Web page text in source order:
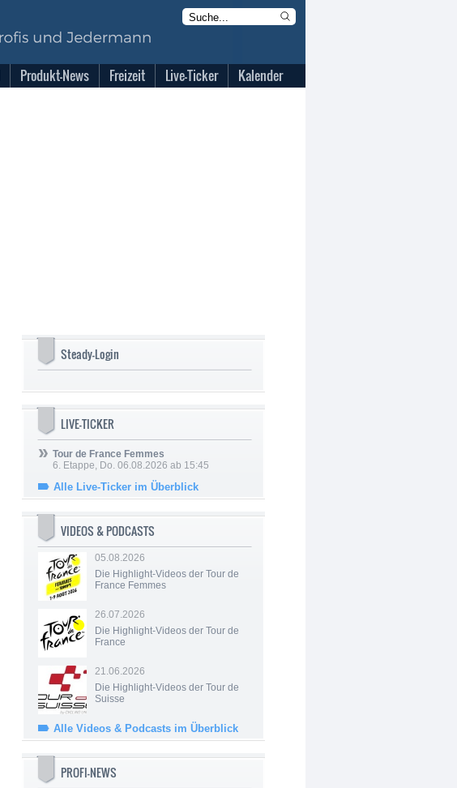
Produkt-News Freizeit Live-Ticker Kalender
Steady-Login
LIVE-TICKER
Tour de France Femmes
6. Etappe, Do. 06.08.2026 ab 15:45
Alle Live-Ticker im Überblick
VIDEOS & PODCASTS
05.08.2026
Die Highlight-Videos der Tour de
France Femmes
26.07.2026
Die Highlight-Videos der Tour de
France
21.06.2026
Die Highlight-Videos der Tour de
Suisse
Alle Videos & Podcasts im Überblick
PROFI-NEWS